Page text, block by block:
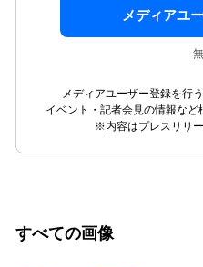
メディアユ
メディアユーザー登録を行
イベント・記者会見の情報など
※内容はプレスリリ
すべての画像